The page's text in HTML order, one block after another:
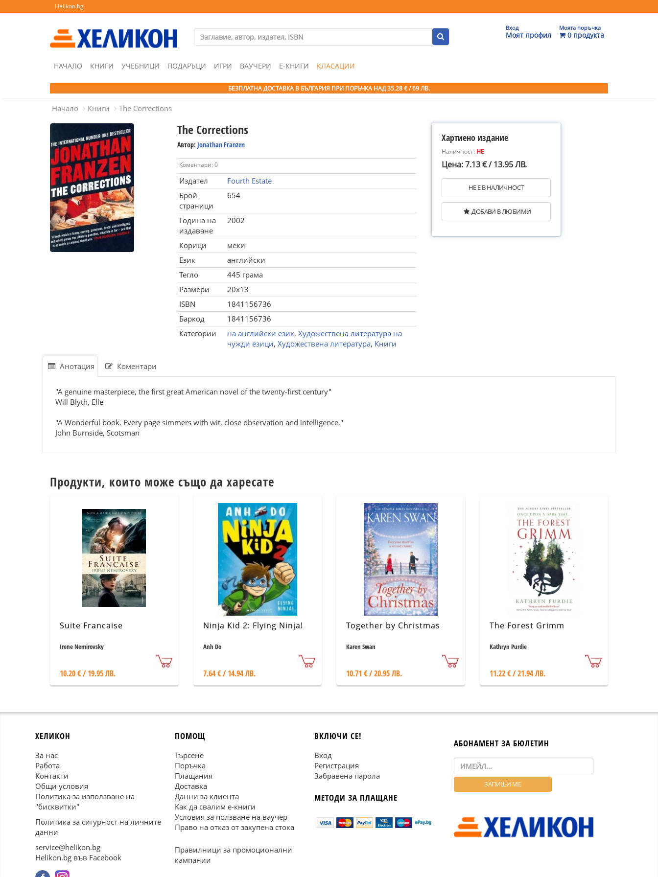
Helikon.bg
Вход
Моят профил
Моята поръчка
0 продукта
НАЧАЛО КНИГИ УЧЕБНИЦИ ПОДАРЪЦИ ИГРИ ВАУЧЕРИ Е-КНИГИ КЛАСАЦИИ
БЕЗПЛАТНА ДОСТАВКА В БЪЛГАРИЯ ПРИ ПОРЪЧКА НАД 35.28 € / 69 ЛВ.
Начало Книги The Corrections
The Corrections
Автор: Jonathan Franzen
Коментари: 0
Издател
Fourth Estate
Брой
страници
654
Година на
издаване
2002
Корици
меки
Език
английски
Тегло
445 грама
Размери
20x13
ISBN
1841156736
Баркод
1841156736
Категории
на английски език, Художествена литература на
чужди езици, Художествена литература, Книги
Хартиено издание
Наличност: НЕ
Цена: 7.13 € / 13.95 ЛВ.
НЕ Е В НАЛИЧНОСТ
ДОБАВИ В ЛЮБИМИ
Анотация Коментари
"A genuine masterpiece, the first great American novel of the twenty-first century"
Will Blyth, Elle
"A Wonderful book. Every page simmers with wit, close observation and intelligence."
John Burnside, Scotsman
Продукти, които може също да харесате
Suite Francaise
Irene Nemirovsky
10.20 € / 19.95 ЛВ.
Ninja Kid 2: Flying Ninja!
Anh Do
7.64 € / 14.94 ЛВ.
Together by Christmas
Karen Swan
10.71 € / 20.95 ЛВ.
The Forest Grimm
Kathryn Purdie
11.22 € / 21.94 ЛВ.
ХЕЛИКОН
За нас
Работа
Контакти
Общи условия
Политика за използване на
"бисквитки"
Политика за сигурност на личните
данни
service@helikon.bg
Helikon.bg във Facebook
ПОМОЩ
Търсене
Поръчка
Плащания
Доставка
Данни за клиента
Как да свалим е-книги
Условия за ползване на ваучер
Право на отказ от закупена стока
Правилници за промоционални
кампании
ВКЛЮЧИ СЕ!
Вход
Регистрация
Забравена парола
МЕТОДИ ЗА ПЛАЩАНЕ
АБОНАМЕНТ ЗА БЮЛЕТИН